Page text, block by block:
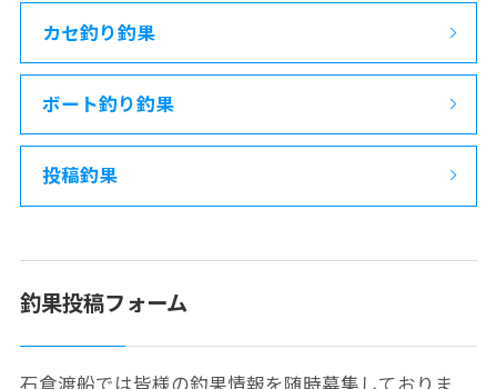
カセ釣り釣果
ボート釣り釣果
投稿釣果
釣果投稿フォーム
石倉渡船では皆様の釣果情報を随時募集しておりま